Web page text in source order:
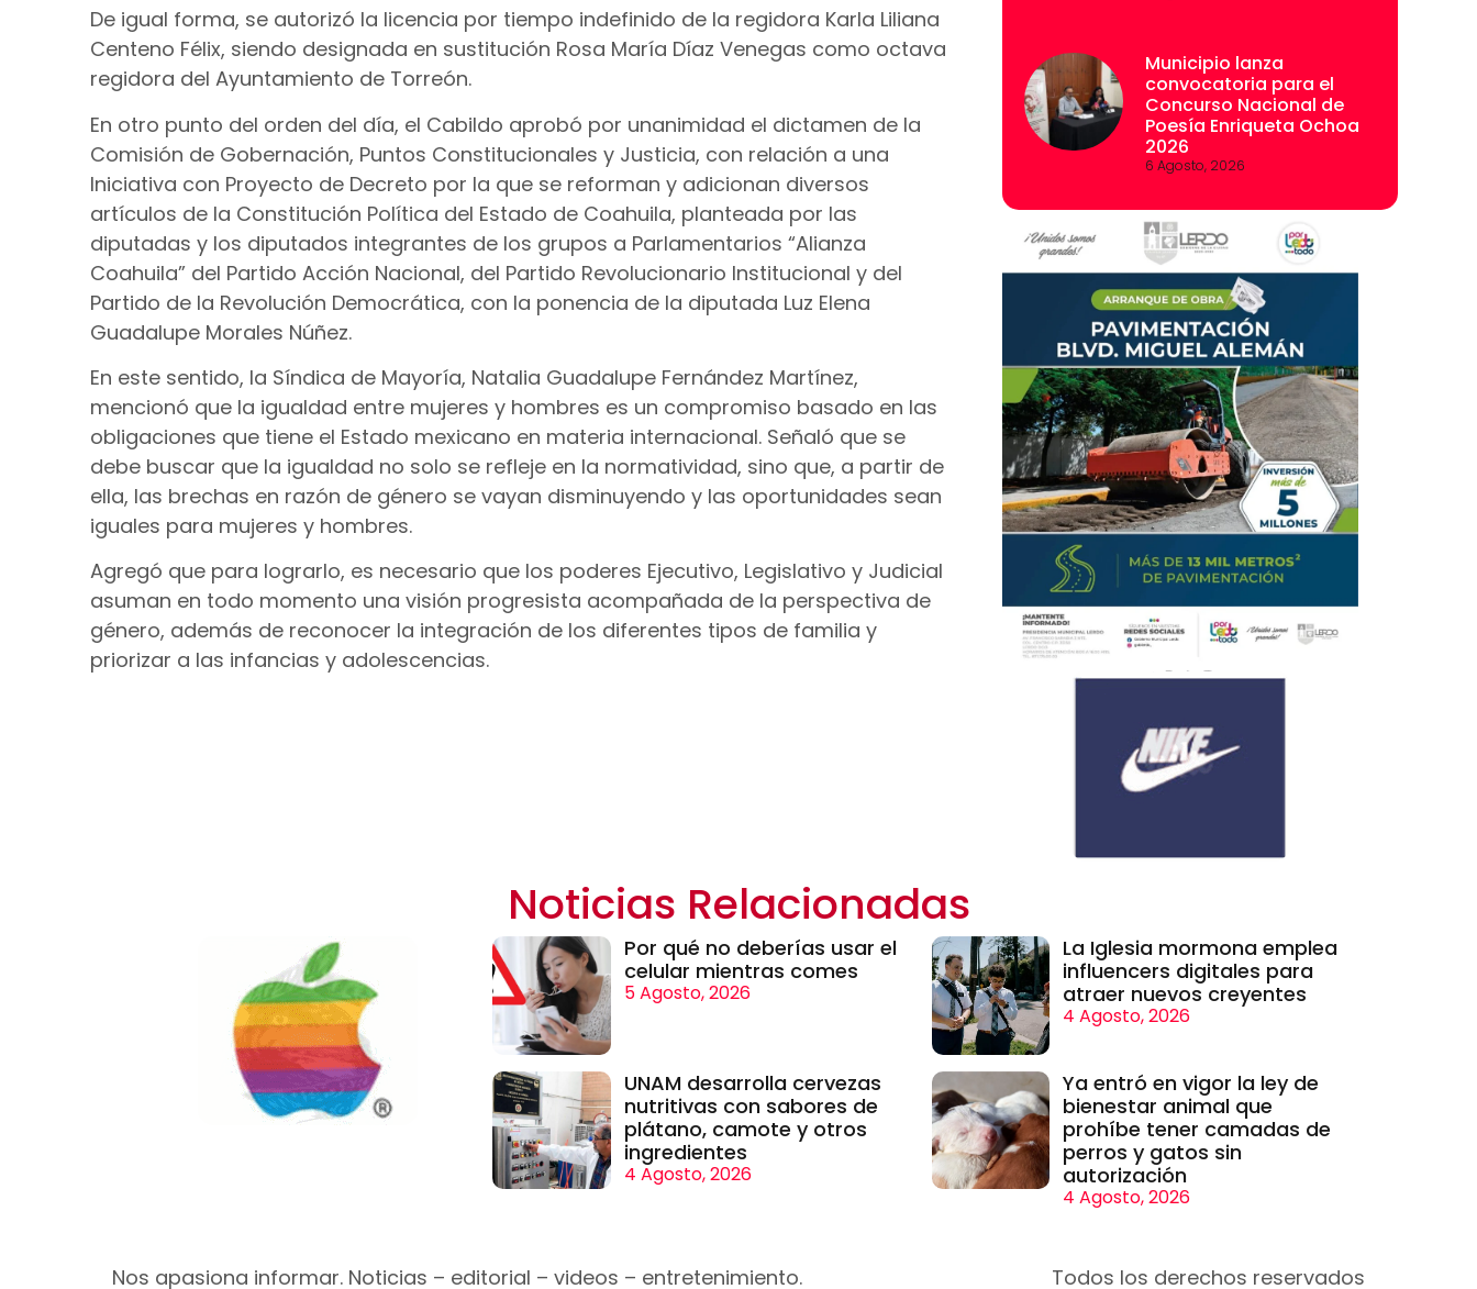
De igual forma, se autorizó la licencia por tiempo indefinido de la regidora Karla Liliana
Centeno Félix, siendo designada en sustitución Rosa María Díaz Venegas como octava
regidora del Ayuntamiento de Torreón.
En otro punto del orden del día, el Cabildo aprobó por unanimidad el dictamen de la
Comisión de Gobernación, Puntos Constitucionales y Justicia, con relación a una
Iniciativa con Proyecto de Decreto por la que se reforman y adicionan diversos
artículos de la Constitución Política del Estado de Coahuila, planteada por las
diputadas y los diputados integrantes de los grupos a Parlamentarios “Alianza
Coahuila” del Partido Acción Nacional, del Partido Revolucionario Institucional y del
Partido de la Revolución Democrática, con la ponencia de la diputada Luz Elena
Guadalupe Morales Núñez.
En este sentido, la Síndica de Mayoría, Natalia Guadalupe Fernández Martínez,
mencionó que la igualdad entre mujeres y hombres es un compromiso basado en las
obligaciones que tiene el Estado mexicano en materia internacional. Señaló que se
debe buscar que la igualdad no solo se refleje en la normatividad, sino que, a partir de
ella, las brechas en razón de género se vayan disminuyendo y las oportunidades sean
iguales para mujeres y hombres.
Agregó que para lograrlo, es necesario que los poderes Ejecutivo, Legislativo y Judicial
asuman en todo momento una visión progresista acompañada de la perspectiva de
género, además de reconocer la integración de los diferentes tipos de familia y
priorizar a las infancias y adolescencias.
Municipio lanza
convocatoria para el
Concurso Nacional de
Poesía Enriqueta Ochoa
2026
6 Agosto, 2026
Noticias Relacionadas
Por qué no deberías usar el
celular mientras comes
5 Agosto, 2026
La Iglesia mormona emplea
influencers digitales para
atraer nuevos creyentes
4 Agosto, 2026
UNAM desarrolla cervezas
nutritivas con sabores de
plátano, camote y otros
ingredientes
4 Agosto, 2026
Ya entró en vigor la ley de
bienestar animal que
prohíbe tener camadas de
perros y gatos sin
autorización
4 Agosto, 2026
Nos apasiona informar. Noticias – editorial – videos – entretenimiento. Todos los derechos reservados